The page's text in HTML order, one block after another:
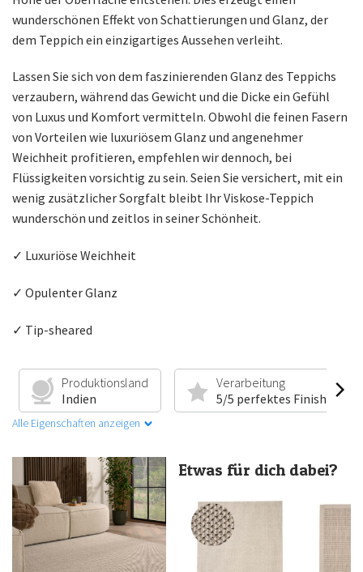
wunderschönen Effekt von Schattierungen und Glanz, der
dem Teppich ein einzigartiges Aussehen verleiht.
Lassen Sie sich von dem faszinierenden Glanz des Teppichs
verzaubern, während das Gewicht und die Dicke ein Gefühl
von Luxus und Komfort vermitteln. Obwohl die feinen Fasern
von Vorteilen wie luxuriösem Glanz und angenehmer
Weichheit profitieren, empfehlen wir dennoch, bei
Flüssigkeiten vorsichtig zu sein. Seien Sie versichert, mit ein
wenig zusätzlicher Sorgfalt bleibt Ihr Viskose-Teppich
wunderschön und zeitlos in seiner Schönheit.
✓ Luxuriöse Weichheit
✓ Opulenter Glanz
✓ Tip-sheared
Produktionsland
Indien
Verarbeitung
5/5 perfektes Finish
Alle Eigenschaften anzeigen
Etwas für dich dabei?